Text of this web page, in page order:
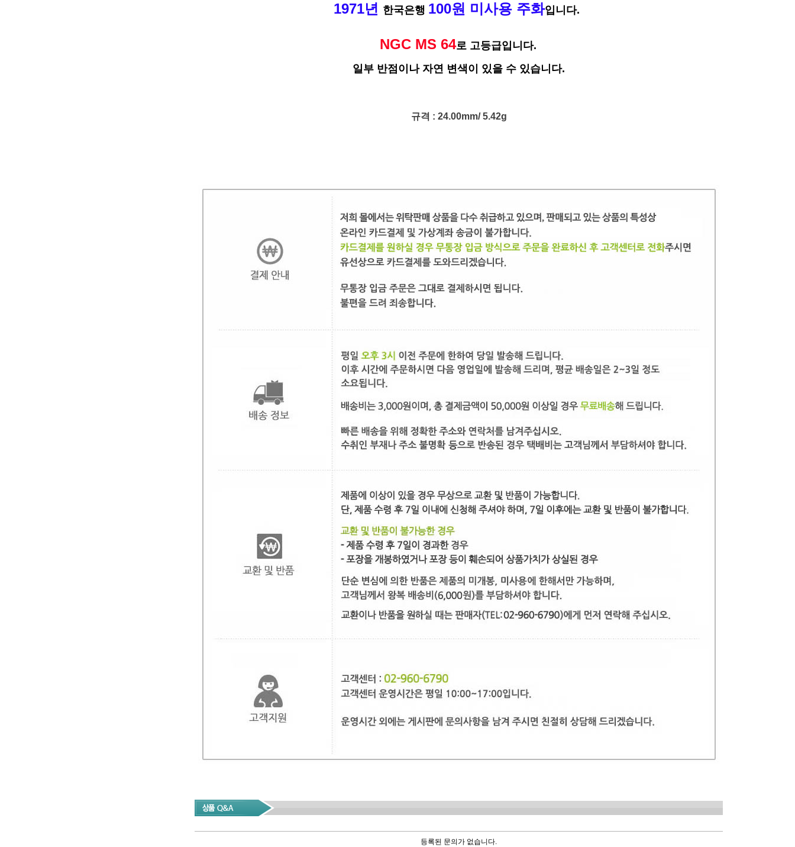
1971년 한국은행 100원 미사용 주화입니다.
NGC MS 64로 고등급입니다.
일부 반점이나 자연 변색이 있을 수 있습니다.
규격 : 24.00mm/ 5.42g
등록된 문의가 없습니다.